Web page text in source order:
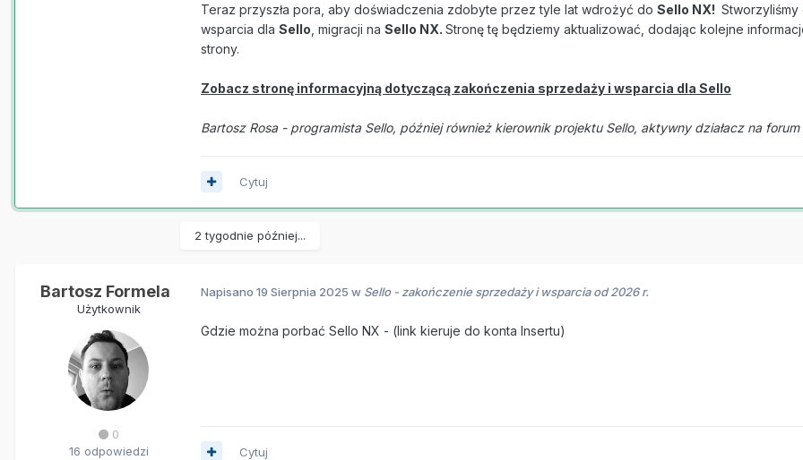
Teraz przyszła pora, aby doświadczenia zdobyte przez tyle lat wdrożyć do Sello NX!
wsparcia dla Sello , migracji na Sello NX. Stronę tę będziemy aktualizować, dodając kolejne
strony.
Zobacz stronę informacyjną dotyczącą zakończenia sprzedaży i wsparcia dla Sello
Bartosz Rosa - programista Sello, później również kierownik projektu Sello, aktywny działacz na
Cytuj
2 tygodnie później...
Bartosz Formela
Użytkownik
0
16 odpowiedzi
Napisano 19 Sierpnia 2025 w Sello - zakończenie sprzedaży i wsparcia od 2026 r.
Gdzie można porbać Sello NX - (link kieruje do konta Insertu)
Cytuj